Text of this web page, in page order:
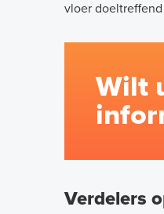
vloer
Wilt
Verdelers